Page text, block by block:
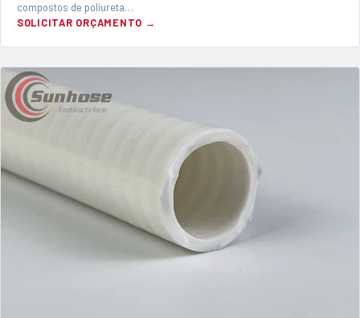
compostos de poliureta…
SOLICITAR ORÇAMENTO →